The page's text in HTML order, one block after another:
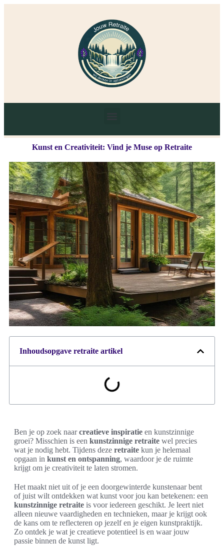
Kunst en Creativiteit: Vind je Muse op Retraite
Inhoudsopgave retraite artikel
Ben je op zoek naarcreatieve inspiratie en kunstzinnige
groei? Misschien is een kunstzinnige retraite wel precies
wat je nodig hebt. Tijdens deze retraite kun je helemaal
opgaan in kunst en ontspanning, waardoor je de ruimte
krijgt om je creativiteit te laten stromen.
Het maakt niet uit of je een doorgewinterde kunstenaar bent
of juist wilt ontdekken wat kunst voor jou kan betekenen: een
kunstzinnige retraite is voor iedereen geschikt. Je leert niet
alleen nieuwe vaardigheden en technieken, maar je krijgt ook
de kans om te reflecteren op jezelf en je eigen kunstpraktijk.
Zo ontdek je wat je creatieve potentieel is en waar jouw
passie binnen de kunst ligt.